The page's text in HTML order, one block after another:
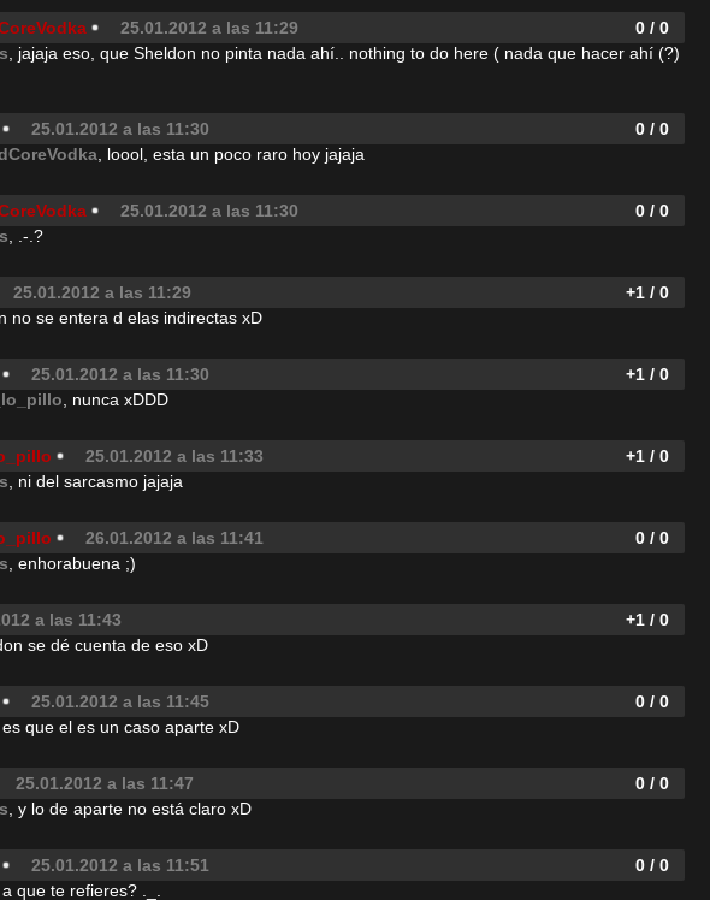
25.01.2012 a las 11:29
0 / 0
, jajaja eso, que Sheldon no pinta nada ahí.. nothing to do here ( nada que hacer ahí (?)
25.01.2012 a las 11:30
0 / 0
, loool, esta un poco raro hoy jajaja
25.01.2012 a las 11:30
0 / 0
, .-.?
25.01.2012 a las 11:29
+1 / 0
no se entera d elas indirectas xD
25.01.2012 a las 11:30
+1 / 0
, nunca xDDD
25.01.2012 a las 11:33
+1 / 0
, ni del sarcasmo jajaja
26.01.2012 a las 11:41
0 / 0
, enhorabuena ;)
a las 11:43
+1 / 0
se dé cuenta de eso xD
25.01.2012 a las 11:45
0 / 0
, es que el es un caso aparte xD
25.01.2012 a las 11:47
0 / 0
, y lo de aparte no está claro xD
25.01.2012 a las 11:51
0 / 0
, a que te refieres? ._.